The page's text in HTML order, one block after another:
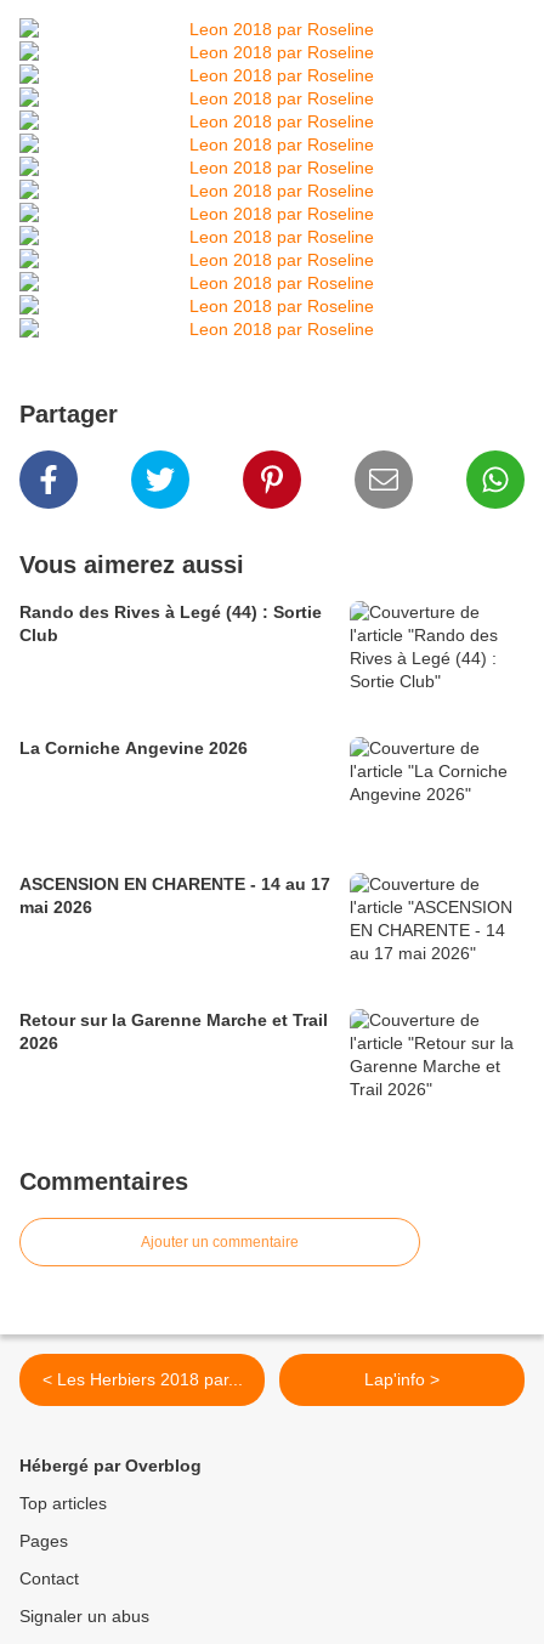
Partager
Vous aimerez aussi
Rando des Rives à Legé (44) : Sortie
Club
La Corniche Angevine 2026
ASCENSION EN CHARENTE - 14 au 17
mai 2026
Retour sur la Garenne Marche et Trail
2026
Commentaires
Ajouter un commentaire
< Les Herbiers 2018 par... Lap'info >
Hébergé par Overblog
Top articles
Pages
Contact
Signaler un abus